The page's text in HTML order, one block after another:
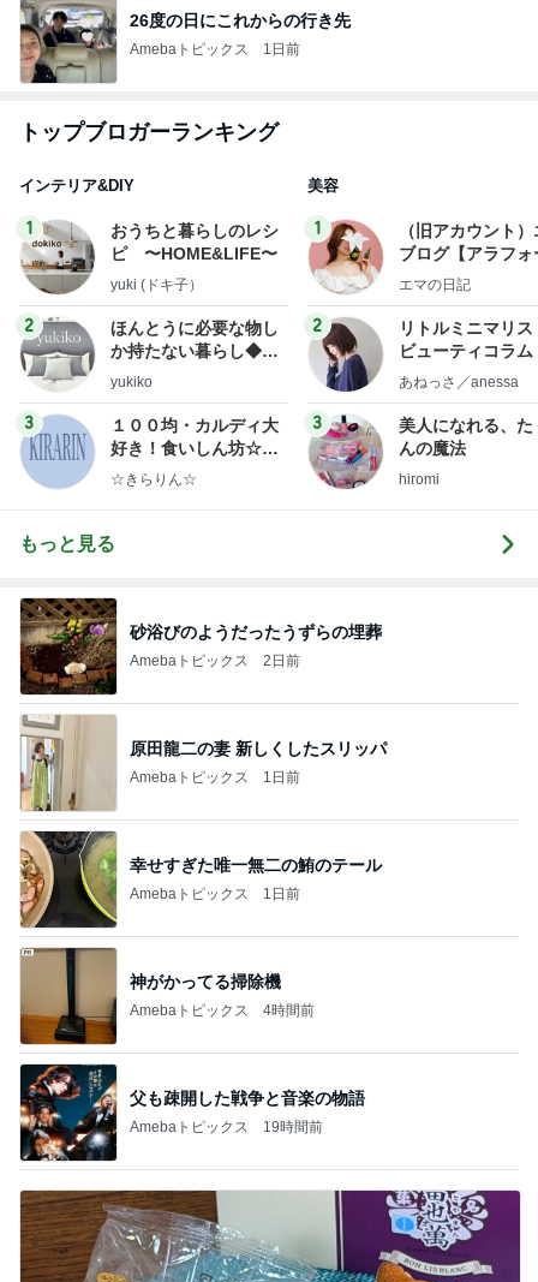
26度の日にこれからの行き先
Amebaトピックス 1日前
トップブロガーランキング
インテリア&DIY
1
おうちと暮らしのレシ
ピ 〜HOME&LIFE〜
yuki (ドキ子）
2
ほんとうに必要な物し
か持たない暮らし◆Ke
ep Life Simple◆〜イ
yukiko
3
１００均・カルディ大
好き！食いしん坊☆き
らりん☆のブログ
☆きらりん☆
美容
1
（旧アカウント
ブログ【アラフォ
社売却セカンドラ
エマの日記
2
リトルミニマリス
ビューティコラ
little
あねっさ／anessa
3
美人になれる、た
んの魔法
hiromi
もっと見る
砂浴びのようだったうずらの埋葬
Amebaトピックス 2日前
原田龍二の妻 新しくしたスリッパ
Amebaトピックス 1日前
幸せすぎた唯一無二の鮪のテール
Amebaトピックス 1日前
神がかってる掃除機
Amebaトピックス 4時間前
父も疎開した戦争と音楽の物語
Amebaトピックス 19時間前